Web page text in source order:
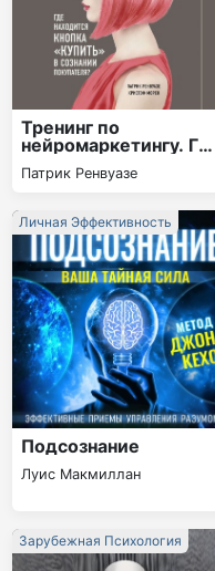
Тренинг по
нейромаркетингу. Где
находится кнопка
«Купить» в сознании
Патрик Ренвуазе
Подсознание
Луис Макмиллан
Личная Эффективность
Зарубежная Психология